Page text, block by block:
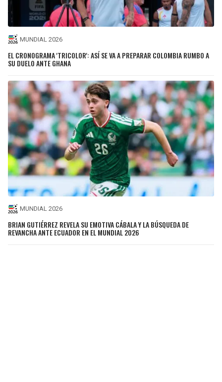
MUNDIAL 2026
EL CRONOGRAMA 'TRICOLOR': ASÍ SE VA A PREPARAR COLOMBIA RUMBO A
SU DUELO ANTE GHANA
MUNDIAL 2026
BRIAN GUTIÉRREZ REVELA SU EMOTIVA CÁBALA Y LA BÚSQUEDA DE
REVANCHA ANTE ECUADOR EN EL MUNDIAL 2026